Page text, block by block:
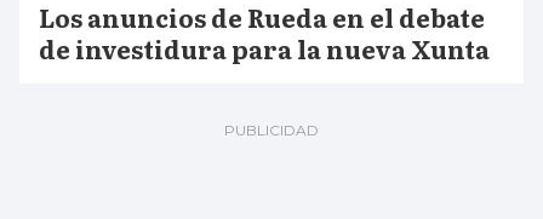
Los anuncios de Rueda en el debate
de investidura para la nueva Xunta